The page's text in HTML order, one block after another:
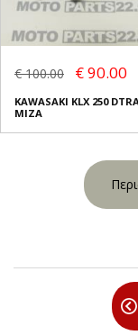
€ 100.00 € 90.00
KAWASAKI KLX 250
ΜΙΖΑ